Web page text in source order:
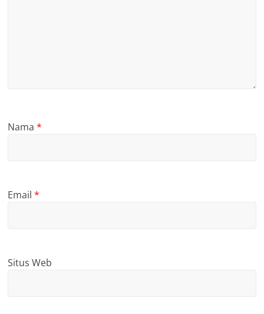
Nama*
Email*
Situs Web